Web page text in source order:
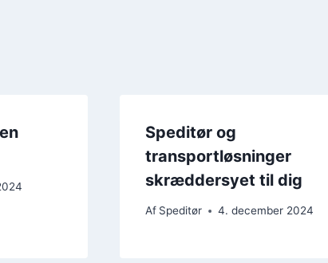
Speditør og
transportløsninger
skræddersyet til dig
Af Speditør 4. december 2024